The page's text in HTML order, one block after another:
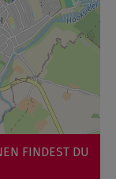
FINDEST DU